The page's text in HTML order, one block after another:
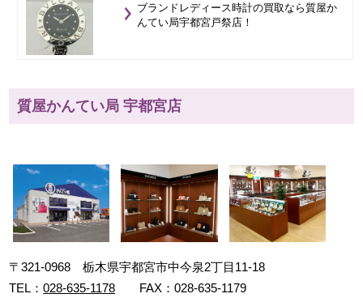
ブランドレディース時計の買取なら質屋か
んてい局宇都宮戸祭店！
質屋かんてい局 宇都宮店
〒321-0968 栃木県宇都宮市中今泉2丁目11-18
TEL：028-635-1178 FAX：028-635-1179